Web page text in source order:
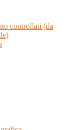
controllati (da